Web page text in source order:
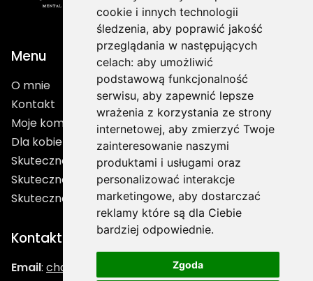
cookie i innych technologii
śledzenia, aby poprawić jakość
przeglądania w następujących
celach: aby umożliwić
podstawową funkcjonalność
serwisu, aby zapewnić lepsze
wrażenia z korzystania ze strony
internetowej, aby zmierzyć Twoje
zainteresowanie naszymi
produktami i usługami oraz
personalizować interakcje
marketingowe, aby dostarczać
reklamy które są dla Ciebie
bardziej odpowiednie.
Zgoda
Menu
O mnie
Kontakt
Moje kompetencje
Dla kobiet
Skuteczność w Sporcie
Skuteczność w Biznesie
Skuteczność w Życiu
Kontakt
Email: chatlasmarcin@gmail.com